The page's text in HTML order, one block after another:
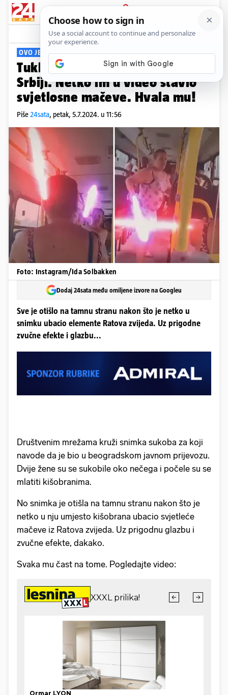
PRIJAVA
Viral Komentari
OVO JE HIT
Tukle se kišobranima u busu u
Srbiji. Netko im u video stavio
svjetlosne mačeve. Hvala mu!
Piše24sata, petak, 5.7.2024. u 11:56
Foto: Instagram/Ida Solbakken
Dodaj 24sata među omiljene izvore na Googleu
Sve je otišlo na tamnu stranu nakon što je netko u
snimku ubacio elemente Ratova zvijeda. Uz prigodne
zvučne efekte i glazbu...
Društvenim mrežama kruži snimka sukoba za koji
navode da je bio u beogradskom javnom prijevozu.
Dvije žene su se sukobile oko nečega i počele su se
mlatiti kišobranima.
No snimka je otišla na tamnu stranu nakon što je
netko u nju umjesto kišobrana ubacio svjetleće
mačeve iz Ratova zvijeda. Uz prigodnu glazbu i
zvučne efekte, dakako.
Svaka mu čast na tome. Pogledajte video: